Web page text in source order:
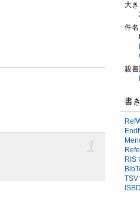
大き
件名
親書
書
RIS
TSV